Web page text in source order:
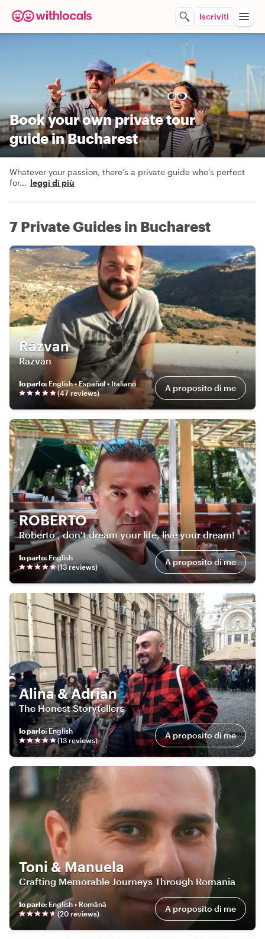
Iscriviti
Book your own private tour
guide in Bucharest
Whatever your passion, there’s a private guide who’s perfect
for... leggi di più
7 Private Guides in Bucharest
Răzvan
Razvan
Io parlo: English • Español • Italiano
(47reviews) A proposito di me
ROBERTO
Roberto , don't dream your life, live your dream!
Io parlo:English
(13reviews) A proposito di me
Alina & Adrian
The Honest Storytellers
Io parlo:English
(13 reviews) A proposito di me
Toni & Manuela
Crafting Memorable Journeys Through Romania
Io parlo: English • Română
(20 reviews) A proposito di me